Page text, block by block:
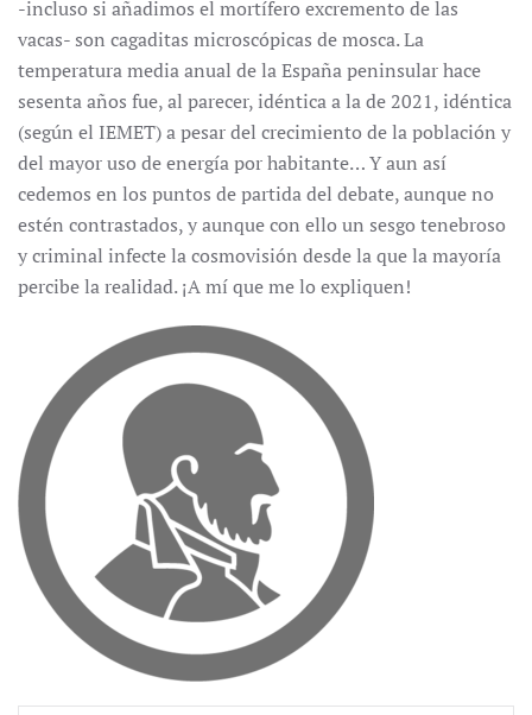
-incluso si añadimos el mortífero excremento de las
vacas- son cagaditas microscópicas de mosca. La
temperatura media anual de la España peninsular hace
sesenta años fue, al parecer, idéntica a la de 2021, idéntica
(según el IEMET) a pesar del crecimiento de la población y
del mayor uso de energía por habitante… Y aun así
cedemos en los puntos de partida del debate, aunque no
estén contrastados, y aunque con ello un sesgo tenebroso
y criminal infecte la cosmovisión desde la que la mayoría
percibe la realidad. ¡A mí que me lo expliquen!